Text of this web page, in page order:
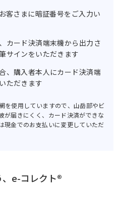
客さまに暗証番号をご入力い
カード決済端末機から出力さ
サインをいただきます
、購入者本人にカード決済端
ただきます
を使用していますので、山岳部やビ
が届きにくく、カード決済ができな
現金でのお支払いに変更していただ
、e-コレクト®